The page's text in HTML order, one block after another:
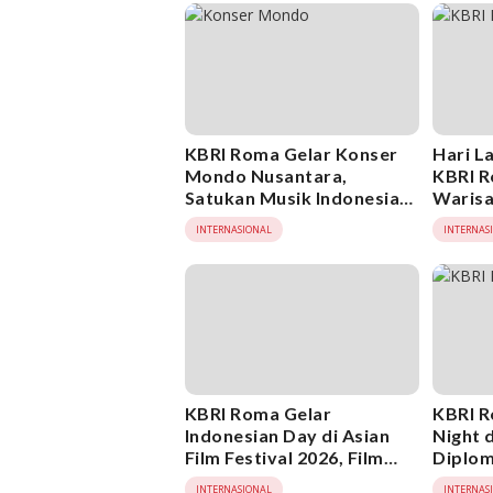
KBRI Roma Gelar Konser
Mondo Nusantara,
Satukan Musik Indonesia
dan Italia
INTERNASIONAL
Hari
KBRI
KBRI Roma Gelar
Indonesian Day di Asian
Film Festival 2026, Film
Indonesia Raih
INTERNASIONAL
KBRI
Night